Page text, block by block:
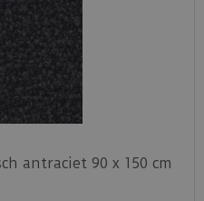
antraciet 90 x 150 cm